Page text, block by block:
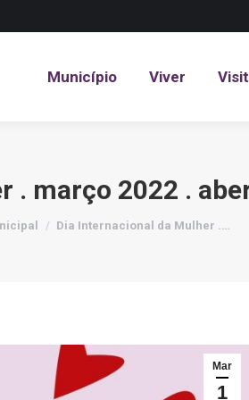
Município Viver
. março 2022 .
Dia Internacional da Mulher .…
Mar
1
Município Viver